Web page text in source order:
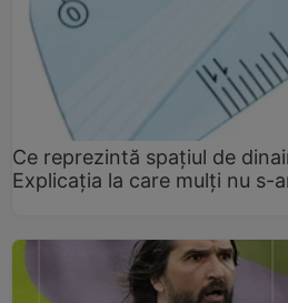
Ce reprezintă spaţiul de
Explicaţia la care mulţi nu s-